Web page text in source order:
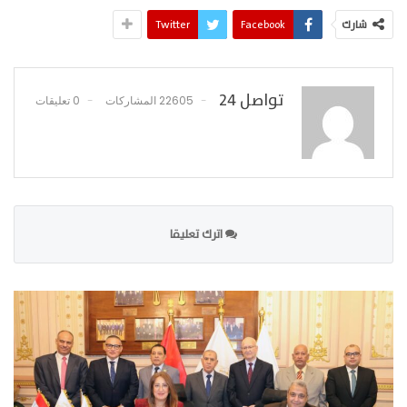
شارك Facebook
Twitter
تواصل 24 22605 المشاركات 0 تعليقات
اترك تعليقا